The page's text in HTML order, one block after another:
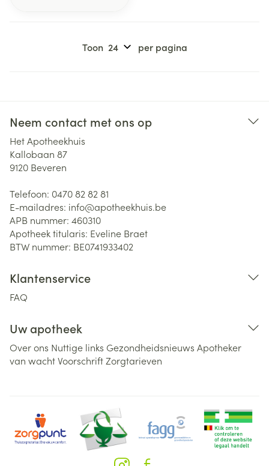
Toon per pagina
Neem contact met ons op
Het Apotheekhuis
Kallobaan 87
9120 Beveren
Telefoon: 0470 82 82 81
E-mailadres: info@apotheekhuis.be
APB nummer: 460310
Apotheek titularis: Eveline Braet
BTW nummer: BE0741933402
Klantenservice
FAQ
Uw apotheek
Over ons Nuttige links Gezondheidsnieuws Apotheker
van wachtVoorschriftZorgtarieven